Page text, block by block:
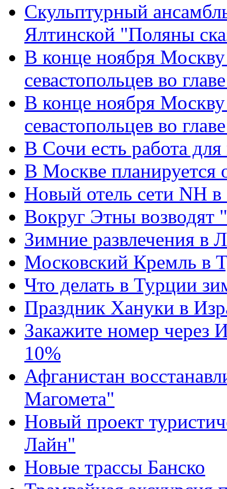
Скульптурный
Ялтинской "Поляны
В конце ноября Москву
севастопольцев во
В конце ноября Москву
севастопольцев во
В Сочи есть работа для
В Москве планируется
Новый отель сети NH
Вокруг Этны возводят
Зимние развлечения в
Московский Кремль в
Что делать в Турции
Праздник Хануки в
Закажите номер через
10%
Афганистан
Магомета"
Новый проект
Лайн"
Новые трассы Банско